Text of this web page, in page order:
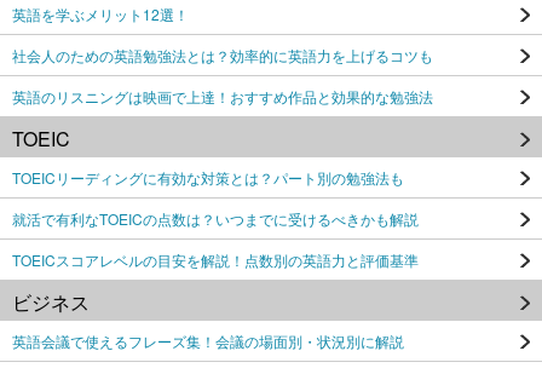
英語を学ぶメリット12選！
社会人のための英語勉強法とは？効率的に英語力を上げるコツも
英語のリスニングは映画で上達！おすすめ作品と効果的な勉強法
TOEIC
TOEICリーディングに有効な対策とは？パート別の勉強法も
就活で有利なTOEICの点数は？いつまでに受けるべきかも解説
TOEICスコアレベルの目安を解説！点数別の英語力と評価基準
ビジネス
英語会議で使えるフレーズ集！会議の場面別・状況別に解説